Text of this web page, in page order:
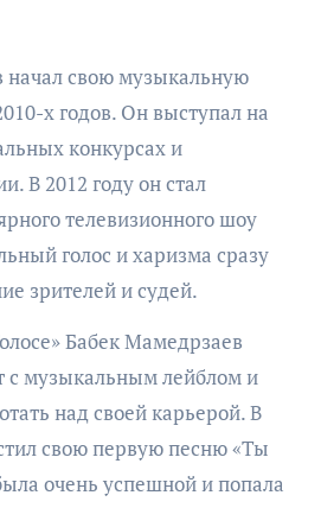
свою музыкальную
х годов. Он выступал на
конкурсах и
В 2012 году он стал
телевизионного шоу
голос и харизма сразу
зрителей и судей.
Бабек Мамедрзаев
с музыкальным лейблом и
над своей карьерой. В
свою первую песню «Ты
очень успешной и попала